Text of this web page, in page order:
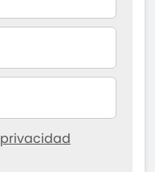
privacidad